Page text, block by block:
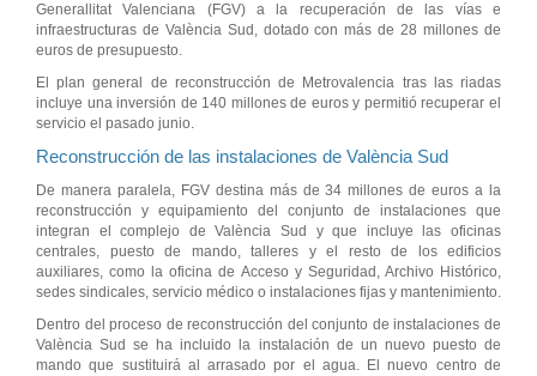
Generallitat Valenciana (FGV) a la recuperación de las vías e
infraestructuras de València Sud, dotado con más de 28 millones de
euros de presupuesto.
El plan general de reconstrucción de Metrovalencia tras las riadas
incluye una inversión de 140 millones de euros y permitió recuperar el
servicio el pasado junio.
Reconstrucción de las instalaciones de València Sud
De manera paralela, FGV destina más de 34 millones de euros a la
reconstrucción y equipamiento del conjunto de instalaciones que
integran el complejo de València Sud y que incluye las oficinas
centrales, puesto de mando, talleres y el resto de los edificios
auxiliares, como la oficina de Acceso y Seguridad, Archivo Histórico,
sedes sindicales, servicio médico o instalaciones fijas y mantenimiento.
Dentro del proceso de reconstrucción del conjunto de instalaciones de
València Sud se ha incluido la instalación de un nuevo puesto de
mando que sustituirá al arrasado por el agua. El nuevo centro de